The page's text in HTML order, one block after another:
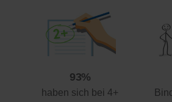
93%
haben sich bei 4+